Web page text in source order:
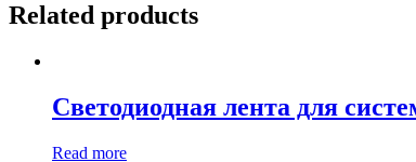
Related products
Светодиодная лента для
Read more